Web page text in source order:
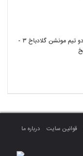
خلاصه بازی دو تیم مونشن گلادباخ ۳ -
قوانین سایت
درباره ما